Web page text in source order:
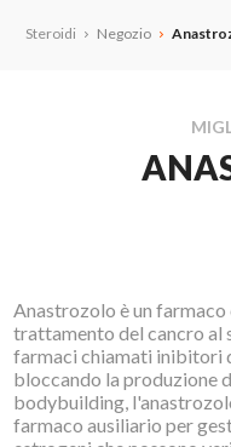
Steroidi Negozio
Anastrozolo è un
trattamento del cancro al
farmaci chiamati inibitori
bloccando la produzione
bodybuilding,
farmaco ausiliario per